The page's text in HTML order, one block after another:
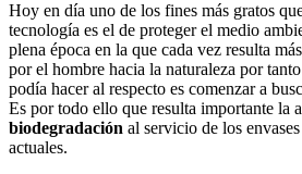
Hoy en día uno de los fines más gratos
tecnología es el de proteger el medio
plena época en la que cada vez resulta
por el hombre hacia la naturaleza por
podía hacer al respecto es comenzar a
Es por todo ello que resulta importante la
biodegradación al servicio de los
actuales.